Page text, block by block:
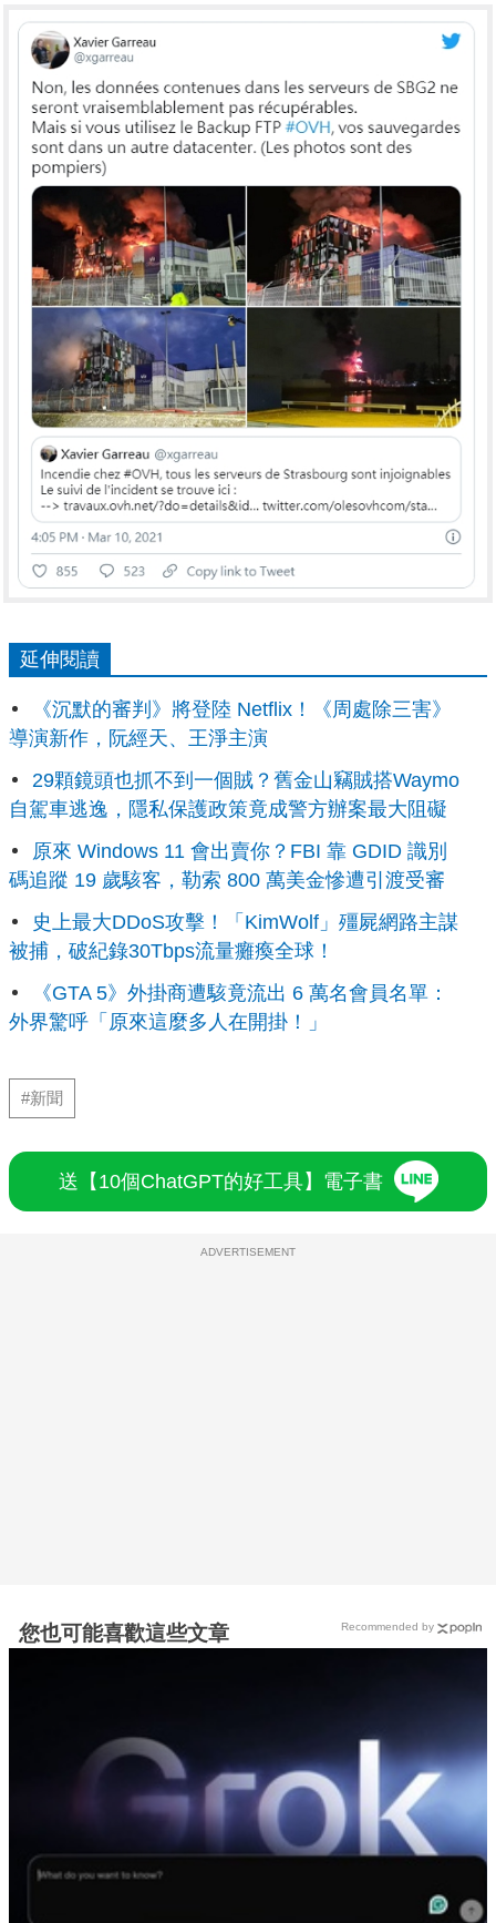
延伸閱讀
《沉默的審判》將登陸 Netflix！《周處除三害》
導演新作，阮經天、王淨主演
29顆鏡頭也抓不到一個賊？舊金山竊賊搭Waymo
自駕車逃逸，隱私保護政策竟成警方辦案最大阻礙
原來 Windows 11 會出賣你？FBI 靠 GDID 識別
碼追蹤 19 歲駭客，勒索 800 萬美金慘遭引渡受審
史上最大DDoS攻擊！「KimWolf」殭屍網路主謀
被捕，破紀錄30Tbps流量癱瘓全球！
《GTA 5》外掛商遭駭竟流出 6 萬名會員名單：
外界驚呼「原來這麼多人在開掛！」
#新聞
送【10個ChatGPT的好工具】電子書
ADVERTISEMENT
您也可能喜歡這些文章 Recommended by